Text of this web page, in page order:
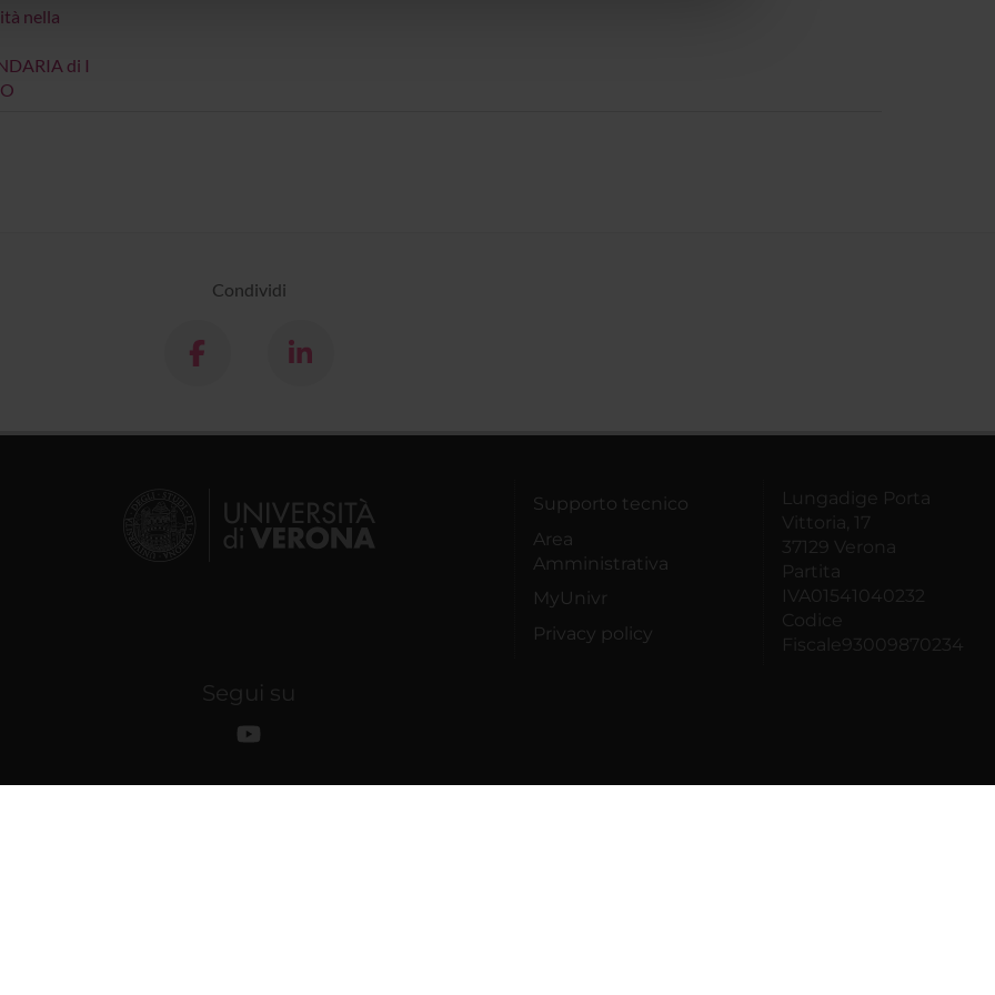
dei loro servizi.
nella
di I
Condividi
Supporto tecnico
Area
Amministrativa
MyUnivr
Privacy policy
Lungadige Porta
Vittoria, 17
37129 Verona
Partita
IVA01541040232
Codice
Fiscale93009870234
Segui su